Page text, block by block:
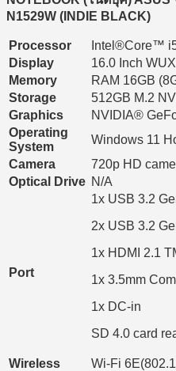
N1529W (INDIE BLACK)
Processor
Intel®Core™
Display
16.0 Inch
Memory
RAM 16GB
Storage
512GB M.2
Graphics
NVIDIA®
Operating
System
Windows 11
Camera
720p HD
Optical Drive N/A
Port
1x USB 3.2
2x USB 3.2
1x HDMI 2.1
1x 3.5mm
1x DC-in
SD 4.0 card
Wireless
Wi-Fi